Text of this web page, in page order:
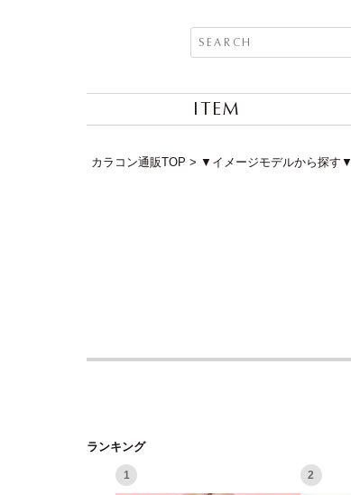
ITEM
カラコン通販TOP ▼イメージモデルから探す▼
ランキング
1 2